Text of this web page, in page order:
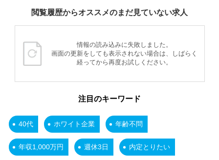
閲覧履歴からオススメのまだ見ていない求人
情報の読み込みに失敗しました。
画面の更新をしても表示されない場合は、しばらく
経ってから再度お試しください。
注目のキーワード
40代 ホワイト企業 年齢不問
年収1,000万円 週休3日 内定とりたい